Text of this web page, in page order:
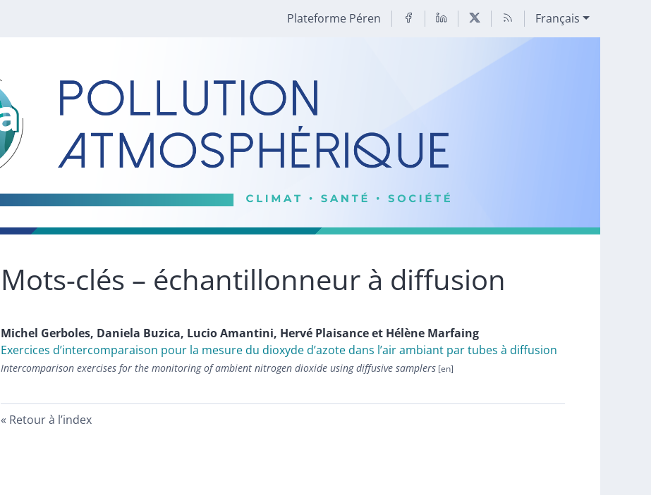
Plateforme Péren Français
Mots-clés – échantillonneur à diffusion
Michel Gerboles, Daniela Buzica, LucioAmantini, Hervé Plaisanceet Hélène Marfaing
Exercices d’intercomparaison pour la mesure du dioxyde d’azote dans l’air ambiant par tubes à diffusion
Intercomparison exercises for the monitoring of ambient nitrogen dioxide using diffusive samplers
Retour à l’index